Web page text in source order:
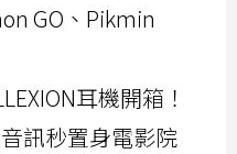
GO、Pikmin
耳機開箱！
訊秒置身電影院